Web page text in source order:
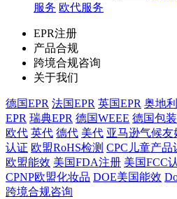
服务 欧代服务
EPR注册
产品合规
跨境合规咨询
关于我们
德国EPR 法国EPR 英国EPR 奥地
EPR 瑞典EPR 德国WEEE 德国包
欧代 英代 德代 美代 亚马逊气候友
认证 欧盟RoHS检测 CPC儿童产品
欧盟能效 美国FDA注册 美国FCC
CPNP欧盟化妆品 DOE美国能效
跨境合规咨询